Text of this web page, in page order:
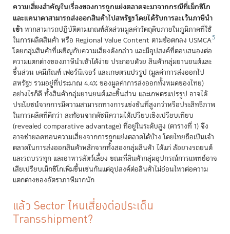
ความเสี่ยงสำคัญในเรื่องของการถูกแย่งตลาดจะมาจากกรณีที่เม็กซิโก
และแคนาดาสามารถส่งออกสินค้าไปสหรัฐฯ โดยได้รับการละเว้นภาษีนำ
เข้าหากสามารถปฏิบัติตามเกณฑ์สัดส่วนมูลค่าวัตถุดิบภายในภูมิภาคที่ใช้
ในการผลิตสินค้า หรือ Regional Value Content ตามข้อตกลง USMCA5
โดยกลุ่มสินค้าที่เผชิญกับความเสี่ยงดังกล่าว และมีอุปสงค์ที่ตอบสนองต่อ
ความแตกต่างของภาษีนำเข้าได้ง่าย ประกอบด้วย สินค้ากลุ่มยานยนต์และ
ชิ้นส่วน เคมีภัณฑ์ เฟอร์นิเจอร์ และเกษตรแปรรูป (มูลค่าการส่งออกไป
สหรัฐฯ รวมอยู่ที่ประมาณ 4.4% ของมูลค่าการส่งออกทั้งหมดของไทย)
อย่างไรก็ดี ทั้งสินค้ากลุ่มยานยนต์และชิ้นส่วน และเกษตรแปรรูป อาจได้
ประโยชน์จากการมีความสามารถทางการแข่งขันที่สูงกว่าหรือประสิทธิภาพ
ในการผลิตที่ดีกว่า สะท้อนจากดัชนีความได้เปรียบเชิงเปรียบเทียบ
(revealed comparative advantage) ที่อยู่ในระดับสูง (ตารางที่ 1) จึง
อาจช่วยลดทอนความเสี่ยงจากการถูกแย่งตลาดได้บ้าง โดยไทยถือเป็นเจ้า
ตลาดในการส่งออกสินค้าหลักจากทั้งสองกลุ่มสินค้า ได้แก่ ล้อยางรถยนต์
และรถบรรทุก และอาหารสัตว์เลี้ยง ขณะที่สินค้ากลุ่มอุปกรณ์การแพทย์อาจ
เสียเปรียบเม็กซิโกเพิ่มขึ้นเช่นกันแต่อุปสงค์ต่อสินค้าไม่อ่อนไหวต่อความ
แตกต่างของอัตราภาษีมากนัก
แล้ว Sector ไหนเสี่ยงต่อประเด็น
Transshipment?